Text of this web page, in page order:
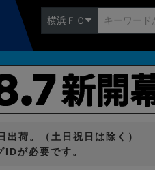
横浜ＦＣ
荷。（土日祝日は除く）
IDが必要です。